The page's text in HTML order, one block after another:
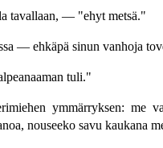
tavallaan, — "ehyt metsä."
— ehkäpä sinun vanhoja
tuli."
ymmärryksen: me
nouseeko savu kaukana